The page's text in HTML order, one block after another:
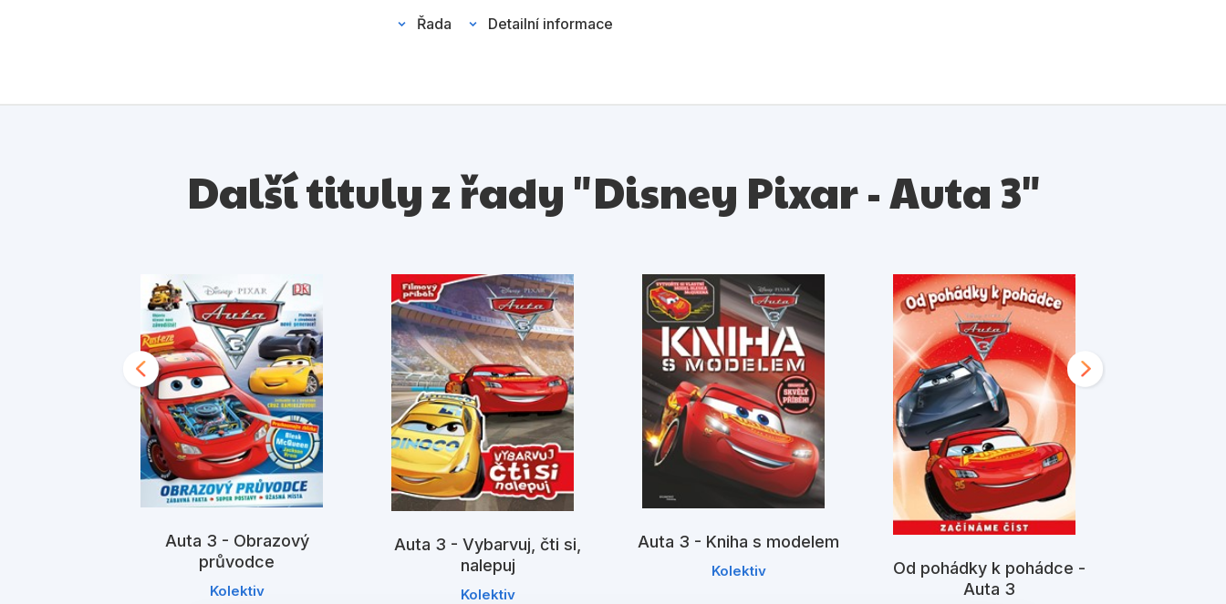
Řada Detailní informace
Další tituly z řady "Disney Pixar - Auta 3"
Auta 3 - Obrazový
průvodce
Kolektiv
Auta 3 - Vybarvuj, čti si,
nalepuj
Kolektiv
Auta 3 - Kniha s modelem
Kolektiv
Od pohádky k pohádce -
Auta 3